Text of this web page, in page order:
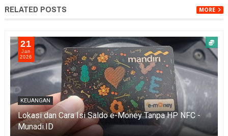
RELATED POSTS MORE
21
Jan
2026
KEUANGAN
Lokasi dan Cara Isi Saldo e-Money Tanpa HP NFC -
Munadi.ID